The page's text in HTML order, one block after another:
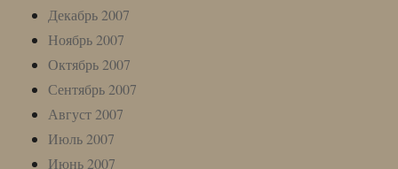
Декабрь 2007
Ноябрь 2007
Октябрь 2007
Сентябрь 2007
Август 2007
Июль 2007
Июнь 2007